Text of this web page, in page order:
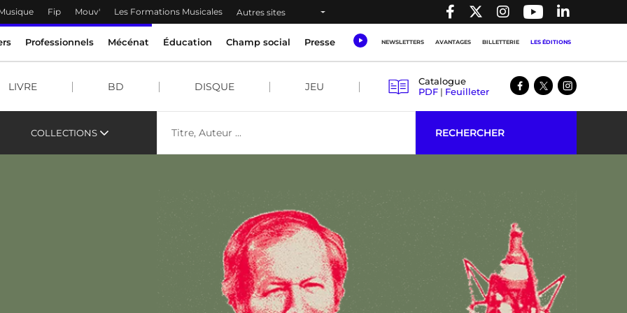
Fip Mouv' Les Formations Musicales Autres sites
Professionnels Mécénat Éducation Champ social Presse NEWSLETTERS AVANTAGES BILLETTERIE LES ÉDITIONS
LIVRE BD DISQUE JEU
Catalogue
PDF | Feuilleter
COLLECTIONS RECHERCHER